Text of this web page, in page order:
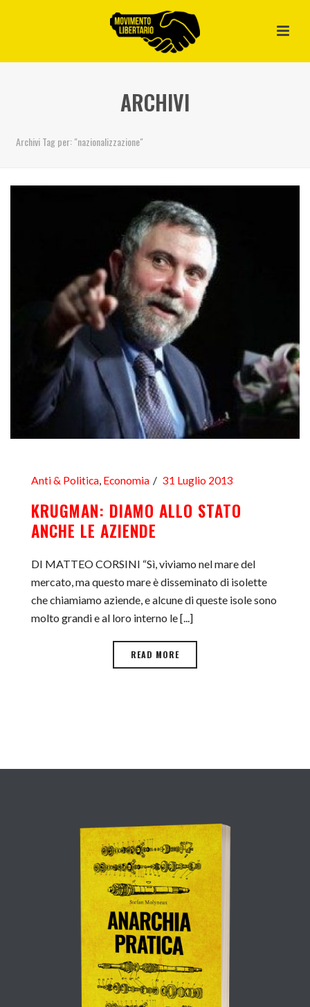
ARCHIVI
Archivi Tag per: "nazionalizzazione"
Anti & Politica, Economia 31 Luglio 2013
KRUGMAN: DIAMO ALLO STATO
ANCHE LE AZIENDE
DI MATTEO CORSINI “Sì, viviamo nel mare del
mercato, ma questo mare è disseminato di isolette
che chiamiamo aziende, e alcune di queste isole sono
molto grandi e al loro interno le [...]
READ MORE